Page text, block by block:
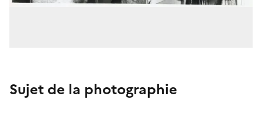
Sujet de la photographie